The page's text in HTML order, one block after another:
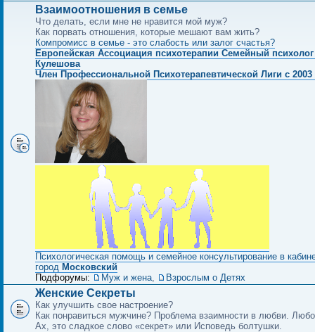
Взаимоотношения в семье
Что делать, если мне не нравится мой муж?
Как порвать отношения, которые мешают вам жить?
Компромисс в семье - это слабость или залог счастья?
Европейская Ассоциация психотерапии Семейный
Кулешова
Член Профессиональной Психотерапевтической Лиги с 2003
Психологическая помощь и семейное консультирование в
город Московский
Подфорумы:
Муж и жена, Взрослым о Детях
Женские Секреты
Как улучшить свое настроение?
Как понравиться мужчине? Проблема взаимности в любви.
Ах, это сладкое слово «секрет» или Исповедь болтушки.